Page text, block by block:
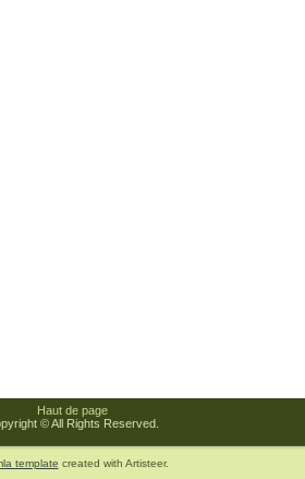
Haut de page
© All Rights Reserved.
template created with Artisteer.